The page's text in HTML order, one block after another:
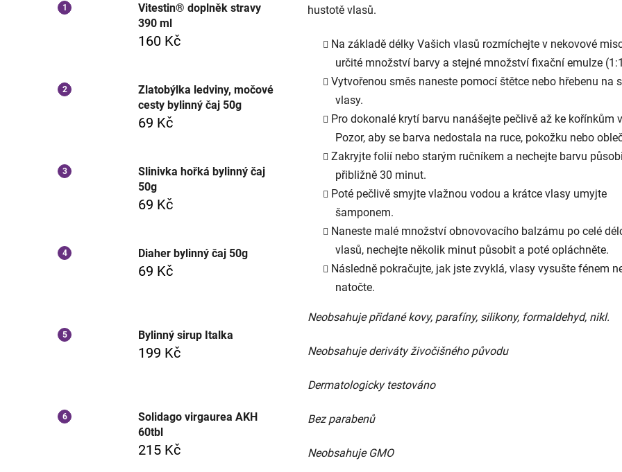
Vitestin® doplněk stravy
390 ml
160 Kč
Zlatobýlka ledviny, močové
cesty bylinný čaj 50g
69 Kč
Slinivka hořká bylinný čaj
50g
69 Kč
Diaher bylinný čaj 50g
69 Kč
Bylinný sirup Italka
199 Kč
Solidago virgaurea AKH
60tbl
215 Kč
hustotě vlasů.
Na základě délky Vašich vlasů rozmíchejte v nekovové
určité množství barvy a stejné množství fixační emulze
Vytvořenou směs naneste pomocí štětce nebo hřebenu na
vlasy.
Pro dokonalé krytí barvu nanášejte pečlivě až ke kořínkům
Pozor, aby se barva nedostala na ruce, pokožku nebo
Zakryjte folií nebo starým ručníkem a nechejte barvu
přibližně 30 minut.
Poté pečlivě smyjte vlažnou vodou a krátce vlasy umyjte
šamponem.
Naneste malé množství obnovovacího balzámu po celé
vlasů, nechejte několik minut působit a poté opláchněte.
Následně pokračujte, jak jste zvyklá, vlasy vysušte fénem
natočte.
Neobsahuje přidané kovy, parafíny, silikony, formaldehyd, nikl.
Neobsahuje deriváty živočišného původu
Dermatologicky testováno
Bez parabenů
Neobsahuje GMO